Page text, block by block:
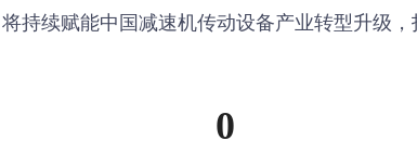
持续赋能中国减速机传动设备产业转型升级，
0